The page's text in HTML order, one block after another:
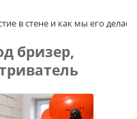
в стене и как мы его делаем
бризер,